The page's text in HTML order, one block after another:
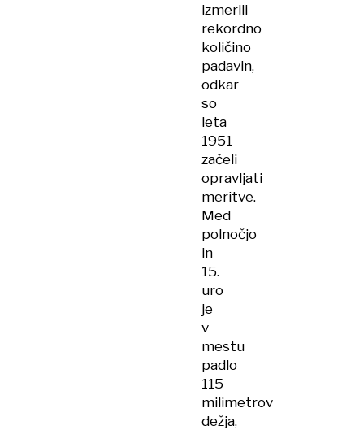
izmerili
rekordno
količino
padavin,
odkar
so
leta
1951
začeli
opravljati
meritve.
Med
polnočjo
in
15.
uro
je
v
mestu
padlo
115
milimetrov
dežja,